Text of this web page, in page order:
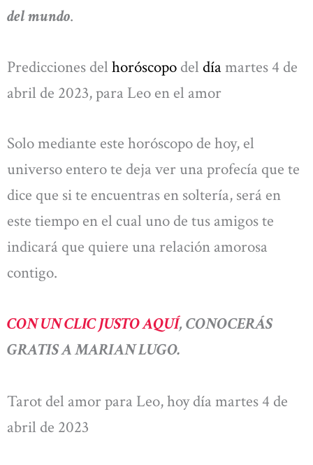
del mundo.
Predicciones del horóscopo del díamartes 4 de
abril de 2023, para Leo en el amor
Solo mediante este horóscopo de hoy, el
universo entero te deja ver una profecía que te
dice que si te encuentras en soltería, será en
este tiempo en el cual uno de tus amigos te
indicará que quiere una relación amorosa
contigo.
CON UN CLIC JUSTO AQUÍ, CONOCERÁS
GRATIS A MARIAN LUGO.
Tarot del amor para Leo, hoy día martes 4 de
abril de 2023